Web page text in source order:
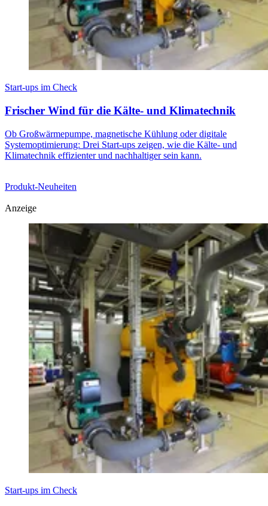
Start-ups im Check
Frischer Wind für die Kälte- und Klimatechnik
Ob Großwärmepumpe, magnetische Kühlung oder digitale
Systemoptimierung: Drei Start-ups zeigen, wie die Kälte- und
Klimatechnik effizienter und nachhaltiger sein kann.
Produkt-Neuheiten
Anzeige
Start-ups im Check